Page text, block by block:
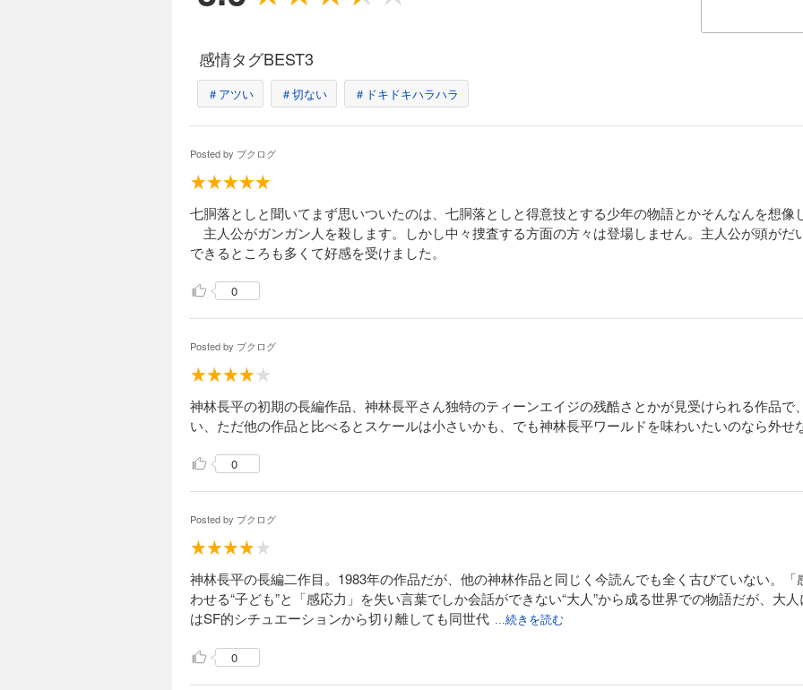
感情タグBEST3
＃アツい ＃切ない ＃ドキドキハラハラ
Posted by ブクログ
七胴落としと聞いてまず思いついたのは、七胴落としと得意技とする少年の物語とかそんなんを想像
主人公がガンガン人を殺します。しかし中々捜査する方面の方々は登場しません。主人公が頭がだ
できるところも多くて好感を受けました。
0
Posted by ブクログ
神林長平の初期の長編作品、神林長平さん独特のティーンエイジの残酷さとかが見受けられる作品
い、ただ他の作品と比べるとスケールは小さいかも、でも神林長平ワールドを味わいたいのなら外せ
0
Posted by ブクログ
神林長平の長編二作目。1983年の作品だが、他の神林作品と同じく今読んでも全く古びていない。
わせる“子ども”と「感応力」を失い言葉でしか会話ができない“大人”から成る世界での物語だが、大
はSF的シチュエーションから切り離しても同世代 ...続きを読む
0